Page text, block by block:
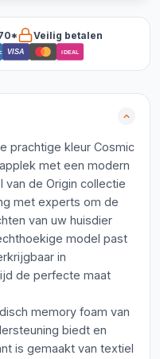
Veilig betalen
VISA iDEAL
prachtige kleur Cosmic
met een modern
van de Origin collectie
met experts om de
van uw huisdier
model past
in
de perfecte maat
memory foam van
biedt en
is gemaakt van textiel